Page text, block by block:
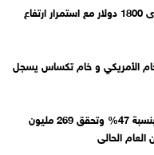
الذهب يتراجع إلى مستوى 1800 دولار مع استمرار ارتفاع
الأمريكي و خام تكساس يسجل
ارتفاع صادرات حديد عز بنسبة 47% وتحقق 269 مليون
العام الحالى